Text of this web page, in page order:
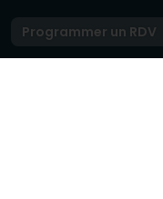
Programmer un RDV